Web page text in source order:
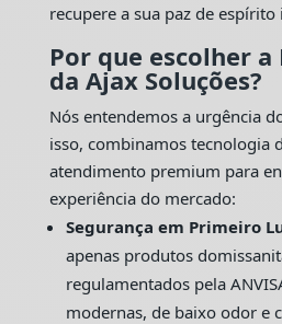
recupere a sua paz de
Por que escolher a
da Ajax Soluções?
Nós entendemos a urgência
isso, combinamos tecnologia
atendimento premium para
experiência do mercado:
Segurança em Primeiro
apenas produtos
regulamentados pela
modernas, de baixo odor e